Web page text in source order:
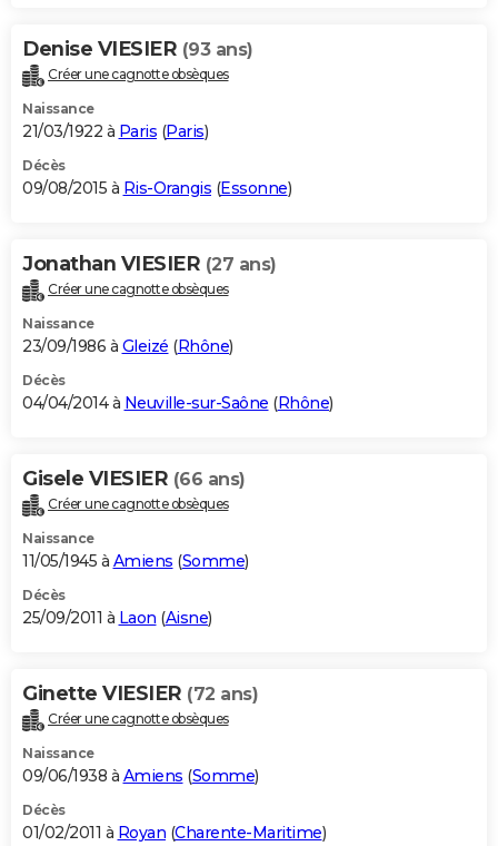
Denise VIESIER (93 ans)
Créer une cagnotte obsèques
Naissance
21/03/1922 à Paris (Paris)
Décès
09/08/2015 à Ris-Orangis (Essonne)
Jonathan VIESIER (27 ans)
Créer une cagnotte obsèques
Naissance
23/09/1986 à Gleizé (Rhône)
Décès
04/04/2014 à Neuville-sur-Saône (Rhône)
Gisele VIESIER (66 ans)
Créer une cagnotte obsèques
Naissance
11/05/1945 à Amiens (Somme)
Décès
25/09/2011 à Laon (Aisne)
Ginette VIESIER (72 ans)
Créer une cagnotte obsèques
Naissance
09/06/1938 à Amiens (Somme)
Décès
01/02/2011 à Royan (Charente-Maritime)